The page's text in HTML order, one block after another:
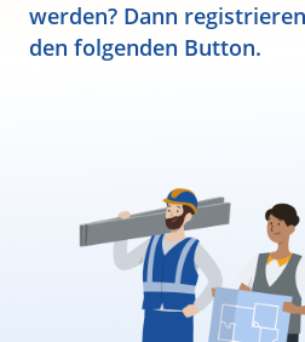
werden? Dann
den folgenden Button.